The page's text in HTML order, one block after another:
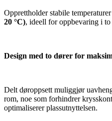
Opprettholder stabile
20 °C), ideell for oppbevaring i
Design med to dører for
Delt døroppsett muliggjør
rom, noe som forhindrer
optimaliserer plassutnyttelsen.